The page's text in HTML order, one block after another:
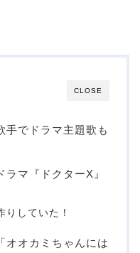
CLOSE
手でドラマ主題歌も
マ『ドクターX』
りしていた！
オオカミちゃんには